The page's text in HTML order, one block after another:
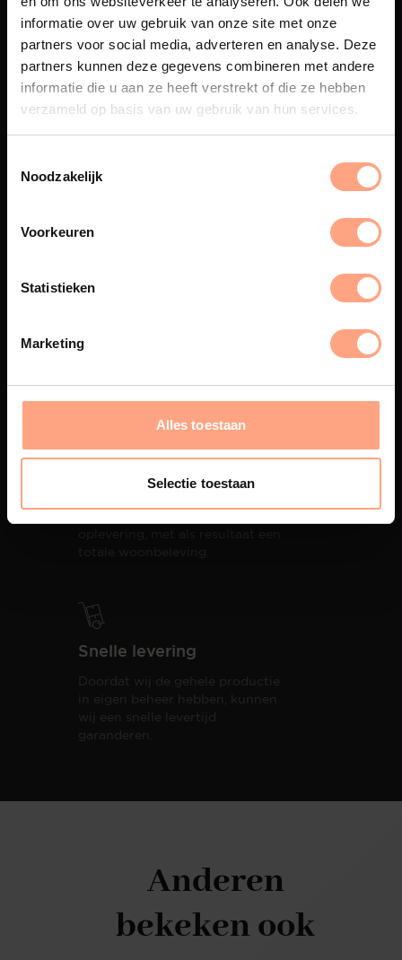
informatie over uw gebruik van onze site met onze
partners voor social media, adverteren en analyse. Deze
partners kunnen deze gegevens combineren met andere
informatie die u aan ze heeft verstrekt of die ze hebben
verzameld op basis van uw gebruik van hun services.
Noodzakelijk
Voorkeuren
Statistieken
Marketing
Alles toestaan
Selectie toestaan
Maatwerk
samenkomen.
Spuiterij
een hoogwaardige twee
Snelle levering
Doordat wij de gehele productie
in eigen beheer hebben, kunnen
wij een snelle levertijd
garanderen.
Anderen
bekeken ook